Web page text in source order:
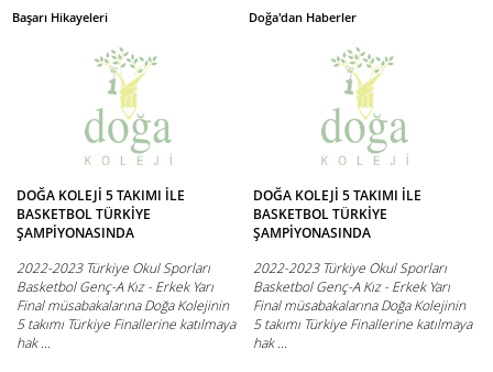
Başarı Hikayeleri
DOĞA KOLEJİ 5 TAKIMI İLE
BASKETBOL TÜRKİYE
ŞAMPİYONASINDA
2022-2023 Türkiye Okul Sporları
Basketbol Genç-A Kız - Erkek Yarı
Final müsabakalarına Doğa Kolejinin
5 takımı Türkiye Finallerine katılmaya
hak ...
Doğa'dan Haberler
DOĞA KOLEJİ 5 TAKIMI İLE
BASKETBOL TÜRKİYE
ŞAMPİYONASINDA
2022-2023 Türkiye Okul Sporları
Basketbol Genç-A Kız - Erkek Yarı
Final müsabakalarına Doğa Kolejinin
5 takımı Türkiye Finallerine katılmaya
hak ...